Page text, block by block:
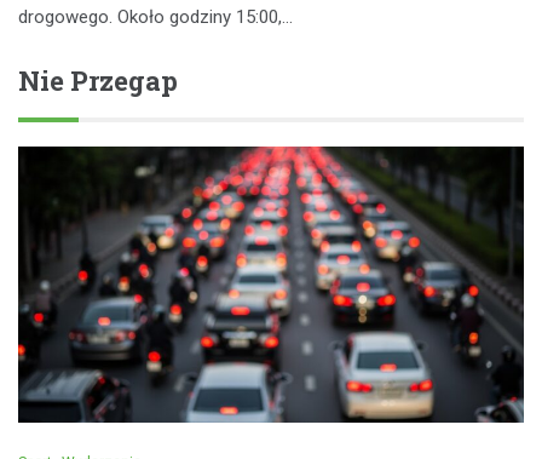
drogowego. Około godziny 15:00,…
Nie Przegap